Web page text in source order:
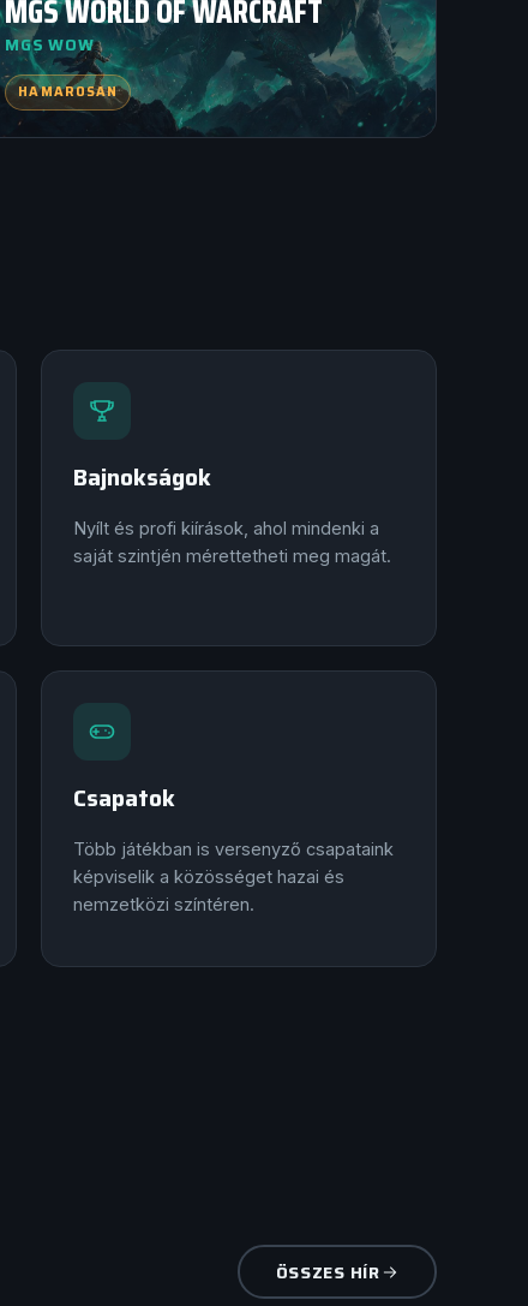
MGS WORLD OF WARCRAFT
MGS WOW
HAMAROSAN
Bajnokságok
Nyílt és profi kiírások, ahol mindenki a
saját szintjén mérettetheti meg magát.
Csapatok
Több játékban is versenyző csapataink
képviselik a közösséget hazai és
nemzetközi színtéren.
ÖSSZES HÍR